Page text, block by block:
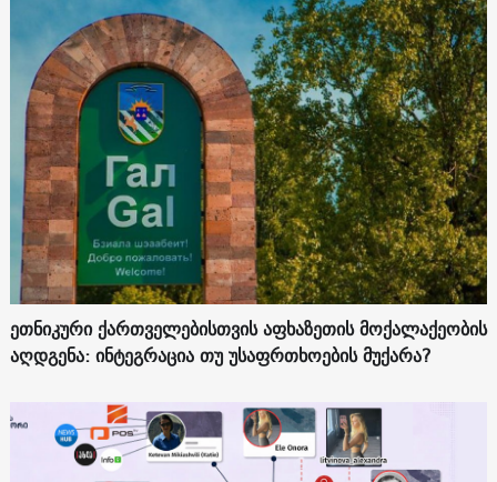
ეთნიკური ქართველებისთვის აფხაზეთის მოქალაქეობის
აღდგენა: ინტეგრაცია თუ უსაფრთხოების მუქარა?